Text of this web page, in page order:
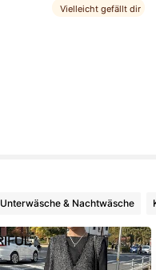
Vielleicht gefällt dir
Unterwäsche & Nachtwäsche